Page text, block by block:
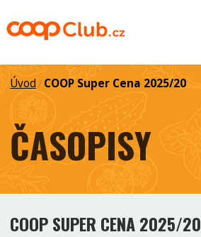
Úvod / COOP Super Cena 2025/20
ČASOPISY
COOP SUPER CENA 2025/20